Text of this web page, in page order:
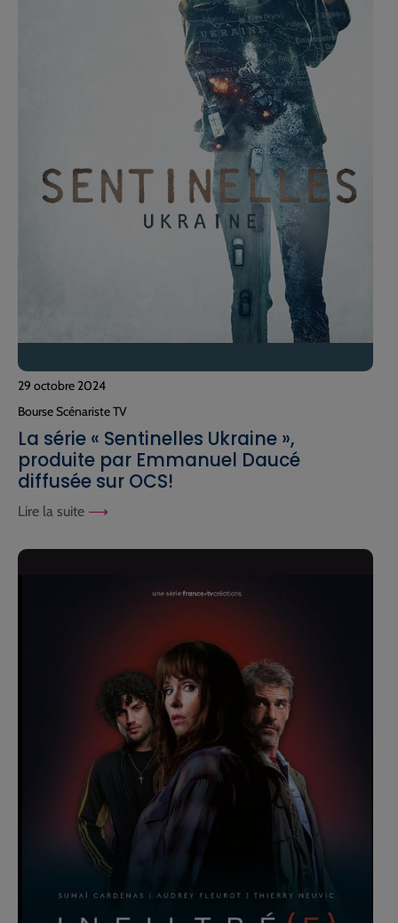
29 octobre 2024
Bourse Scénariste TV
La série « Sentinelles Ukraine »,
produite par Emmanuel Daucé
diffusée sur OCS!
Lire la suite